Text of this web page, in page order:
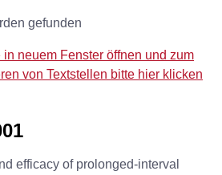
gefunden
neuem Fenster öffnen und zum
von Textstellen bitte hier klicken
efficacy of prolonged-interval